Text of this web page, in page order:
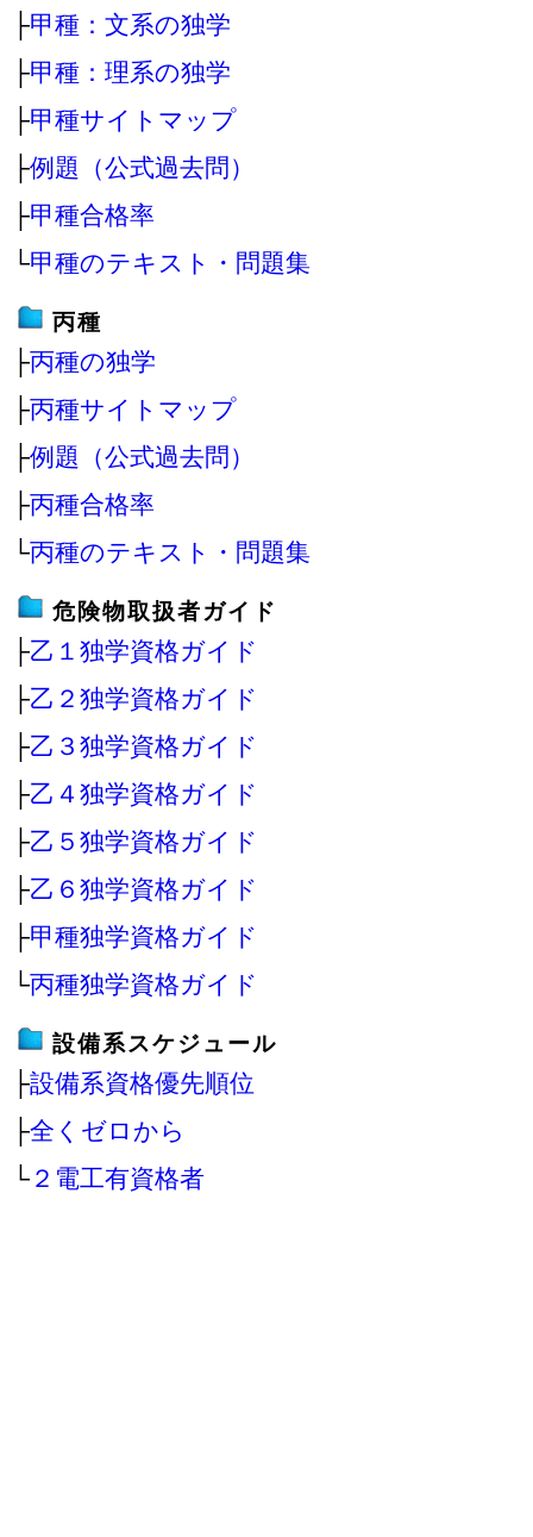
├甲種：文系の独学
├甲種：理系の独学
├甲種サイトマップ
├例題（公式過去問）
├甲種合格率
└甲種のテキスト・問題集
丙種
├丙種の独学
├丙種サイトマップ
├例題（公式過去問）
├丙種合格率
└丙種のテキスト・問題集
危険物取扱者ガイド
├乙１独学資格ガイド
├乙２独学資格ガイド
├乙３独学資格ガイド
├乙４独学資格ガイド
├乙５独学資格ガイド
├乙６独学資格ガイド
├甲種独学資格ガイド
└丙種独学資格ガイド
設備系スケジュール
├設備系資格優先順位
├全くゼロから
└ ２電工有資格者